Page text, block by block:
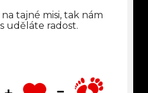
tajné misi, tak nám
uděláte radost.